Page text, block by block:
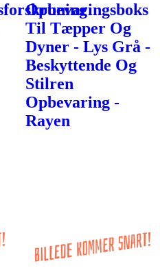
Opbevaringsboks
Til Tæpper Og
Dyner - Lys Grå -
Beskyttende Og
Stilren
Opbevaring -
Rayen